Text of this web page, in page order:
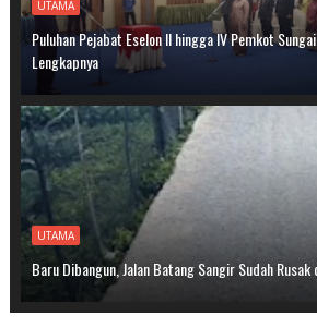
UTAMA
Puluhan Pejabat Eselon II hingga IV Pemkot
Lengkapnya
UTAMA
Baru Dibangun, Jalan Batang Sangir Sudah